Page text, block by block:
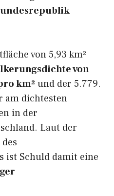
von 5,93 km²
von
km² und der 5.779.
am dichtesten
in der
Laut der
ist Schuld damit eine